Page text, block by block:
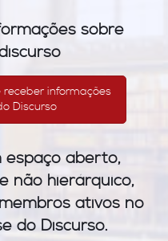
sobre
informações
Discurso
espaço aberto,
não hierárquico,
ativos no
do Discurso.